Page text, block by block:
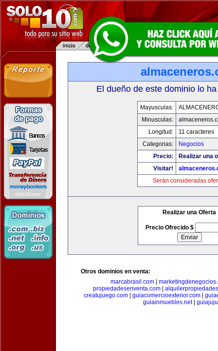
El dueño de este dominio lo
Mayusculas:
Minusculas:
Longitud:
11 caracteres
Categorias:
Negocios
Precio:
Realizar una
Visitar!
Serán consideradas
Realizar una Oferta
Precio Ofrecido $
Otros dominios en venta:
marcabrasil.com
propiedadesenventa.com
creatujuego.com| guiacomercioexterior.com|
guiainmuebles.net|